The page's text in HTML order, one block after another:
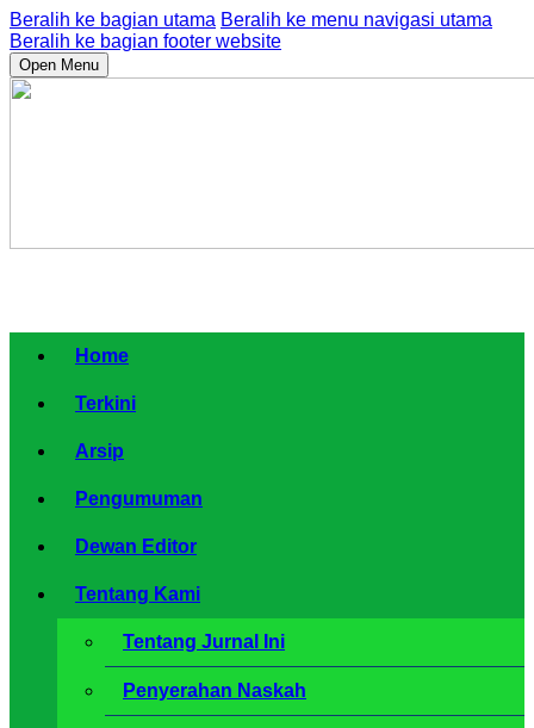
Beralih ke bagian utama Beralih ke menu navigasi utama
Beralih ke bagian footer website
Open Menu
Home
Terkini
Arsip
Pengumuman
Dewan Editor
Tentang Kami
Tentang Jurnal Ini
Penyerahan Naskah